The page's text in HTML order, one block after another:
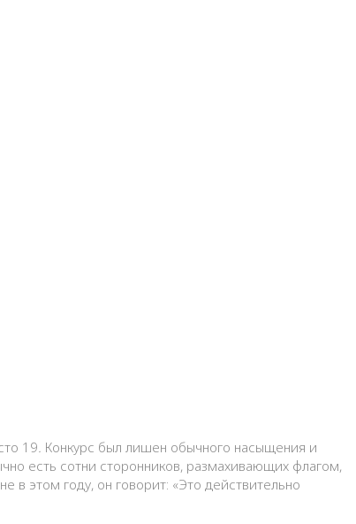
19 Конкурс был лишен обычного насыщения и
есть сотни сторонников, размахивающих флагом,
в этом году, он говорит: «Это действительно